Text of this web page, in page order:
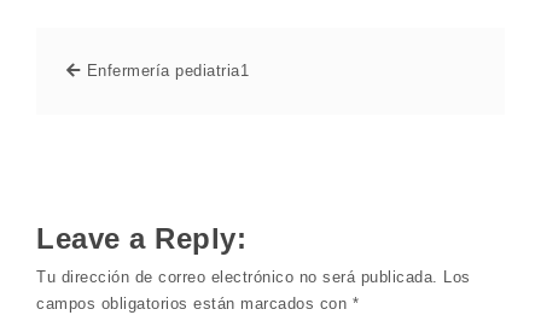
Enfermería pediatria1
Leave a Reply:
Tu dirección de correo electrónico no será publicada. Los
campos obligatorios están marcados con *